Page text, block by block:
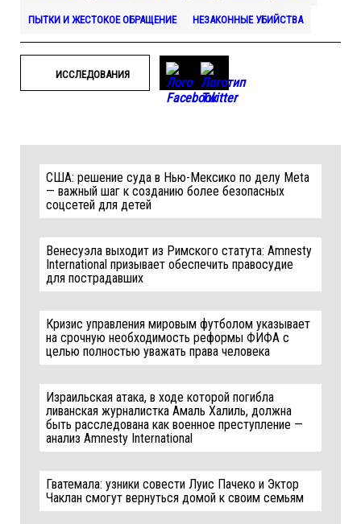
ПЫТКИ И ЖЕСТОКОЕ ОБРАЩЕНИЕ НЕЗАКОННЫЕ УБИЙСТВА
ИССЛЕДОВАНИЯ
США: решение суда в Нью-Мексико по делу Meta
— важный шаг к созданию более безопасных
соцсетей для детей
Венесуэла выходит из Римского статута: Amnesty
International призывает обеспечить правосудие
для пострадавших
Кризис управления мировым футболом указывает
на срочную необходимость реформы ФИФА с
целью полностью уважать права человека
Израильская атака, в ходе которой погибла
ливанская журналистка Амаль Халиль, должна
быть расследована как военное преступление —
анализ Amnesty International
Гватемала: узники совести Луис Пачеко и Эктор
Чаклан смогут вернуться домой к своим семьям